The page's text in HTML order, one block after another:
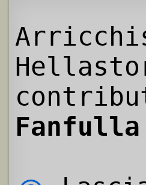
Fanfulla